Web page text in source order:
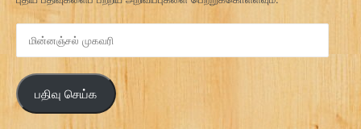
ன
ஞ்
ச
ல்
பதிவு செய்க